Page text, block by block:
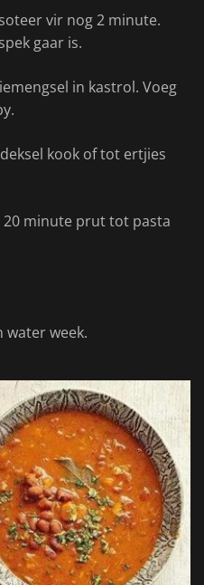
vir nog 2 minute.
gaar is.
in kastrol. Voeg
kook of tot ertjies
20 minute prut tot pasta
water week.